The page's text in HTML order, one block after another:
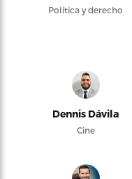
Política y derecho
Dennis Dávila
Cine